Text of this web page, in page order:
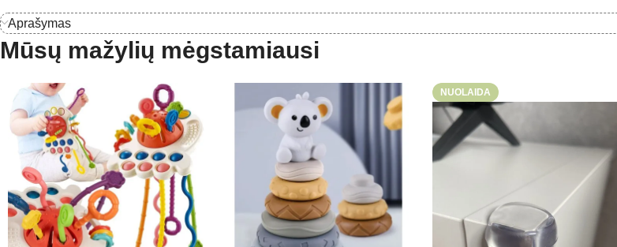
Aprašymas
Mūsų mažylių mėgstamiausi
NUOLAIDA